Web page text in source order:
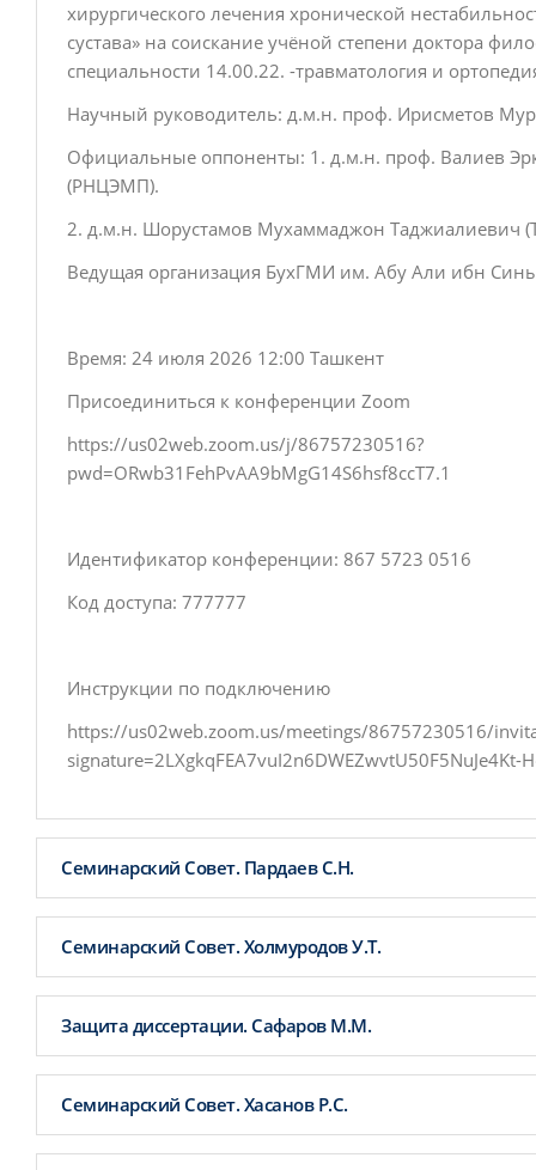
хирургического лечения хронической
сустава» на соискание учёной степени доктора
специальности 14.00.22. -травматология и
Научный руководитель: д.м.н. проф. Ирисметов
Официальные оппоненты: 1. д.м.н. проф. Валиев
(РНЦЭМП).
2. д.м.н. Шорустамов Мухаммаджон Таджиалиевич
Ведущая организация БухГМИ им. Абу Али ибн
Время: 24 июля 2026 12:00 Ташкент
Присоединиться к конференции Zoom
https://us02web.zoom.us/j/86757230516?
pwd=ORwb31FehPvAA9bMgG14S6hsf8ccT7.1
Идентификатор конференции: 867 5723 0516
Код доступа: 777777
Инструкции по подключению
https://us02web.zoom.us/meetings/86757230516/
signature=2LXgkqFEA7vuI2n6DWEZwvtU50F5NuJe4Kt-
Семинарский Совет. Пардаев С.Н.
Семинарский Совет. Холмуродов У.Т.
Защита диссертации. Сафаров М.М.
Семинарский Совет. Хасанов Р.С.